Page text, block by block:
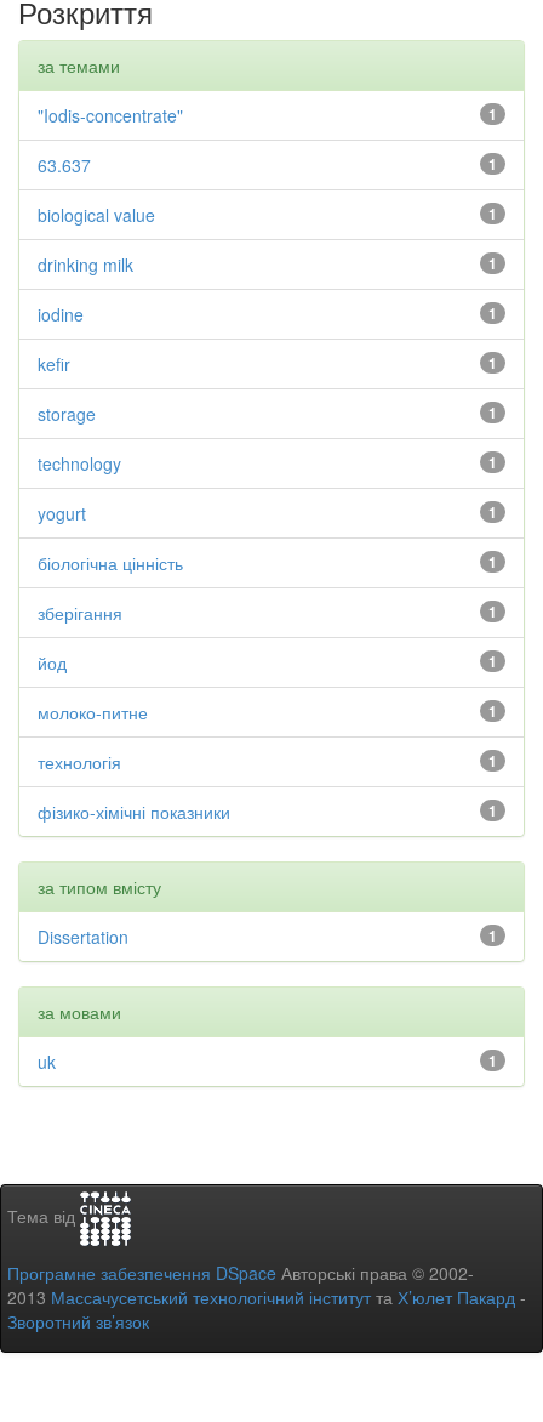
Розкриття
за темами
1
"Iodis-concentrate"
1
63.637
1
biological value
1
drinking milk
1
iodine
1
kefir
1
storage
1
technology
1
yogurt
1
біологічна цінність
1
зберігання
1
йод
1
молоко-питне
1
технологія
1
фізико-хімічні показники
за типом вмісту
1
Dissertation
за мовами
1
uk
Тема від
Програмне забезпечення DSpace Авторські права © 2002-
2013 Массачусетський технологічний інститутта Х’юлет Пакард -
Зворотний зв’язок